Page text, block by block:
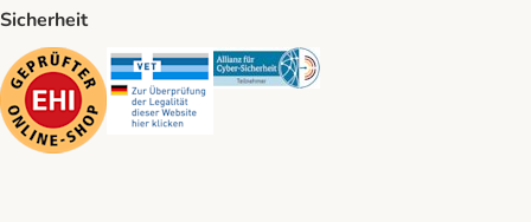
Sicherheit
Security Security Security